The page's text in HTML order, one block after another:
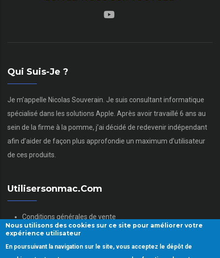
Qui Suis-Je ?
Je m’appelle Nicolas Souverain. Je suis consultant informatique
spécialisé dans les solutions Apple. Après avoir travaillé 6 ans au
sein de la firme à la pomme, j’ai décidé de redevenir indépendant
afin d’aider de façon plus approfondie un maximum d’utilisateur
de ces produits.
Utilisersonmac.com
Conditions générales de vente
Mentions légales
Politique des données personnelles
Nous utilisons des cookies sur ce site pour améliorer votre
expérience utilisateur
En poursuivant la navigation sur le site, vous acceptez le dépôt de